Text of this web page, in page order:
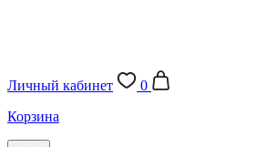
Личный кабинет
0
Корзина